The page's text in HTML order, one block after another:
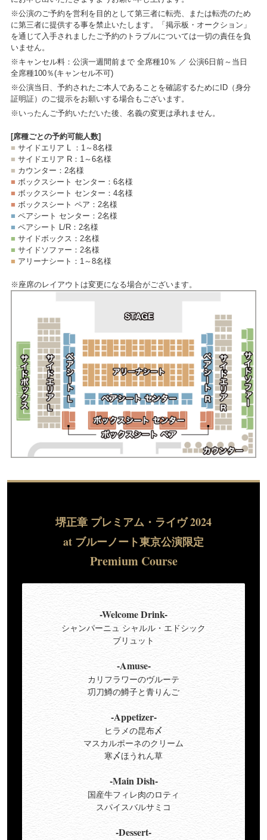
※公演のご予約を営利を目的として第三者に転売、または転売のため
に第三者に提供する事を禁止いたします。「掲示板・オークション」
を通じて入手されましたご予約のトラブルについては一切の責任を負
いません。
※キャンセル料：公演一週間前まで 全席種10％ ／ 公演6日前～当日
全席種100％(キャンセル不可)
※公演当日、予約されたご本人であることを確認するためにID（身分
証明証）のご提示をお願いする場合もございます。
※いったんご予約いただいた後、名義の変更は承れません。
[席種ごとの予約可能人数]
■ サイドエリア L ：1～8名様
■ サイドエリア R：1～6名様
■ カウンター：2名様
■ ボックスシート センター：6名様
■ ボックスシート センター：4名様
■ ボックスシート ペア：2名様
■ ペアシート センター：2名様
■ ペアシート L/R：2名様
■ サイドボックス：2名様
■ サイドソファー：2名様
■ アリーナシート：1～8名様
※座席のレイアウトは変更になる場合がございます。
堺正章 プレミアム・ライヴ 2024
at ブルーノート東京公演限定
Premium Course
-Welcome Drink-
シャンパーニュ シャルル・エドシック
ブリュット
-Amuse-
カリフラワーのヴルーテ
㓛刀鱒の鱒子と青りんご
-Appetizer-
ヒラメの昆布〆
マスカルポーネのクリーム
寒〆ほうれん草
-Main Dish-
国産牛フィレ肉のロティ
スパイスバルサミコ
-Dessert-